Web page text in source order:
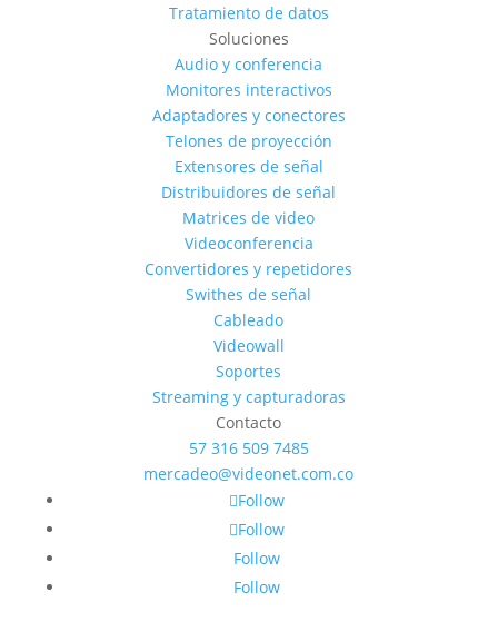
Tratamiento de datos
Soluciones
Audio y conferencia
Monitores interactivos
Adaptadores y conectores
Telones de proyección
Extensores de señal
Distribuidores de señal
Matrices de video
Videoconferencia
Convertidores y repetidores
Swithes de señal
Cableado
Videowall
Soportes
Streaming y capturadoras
Contacto
57 316 509 7485
mercadeo@videonet.com.co
Follow
Follow
Follow
Follow